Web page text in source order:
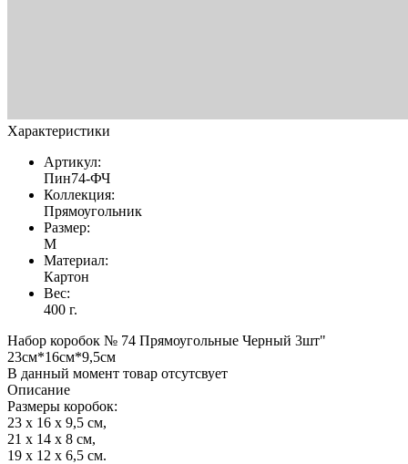
Характеристики
Артикул:
Пин74-ФЧ
Коллекция:
Прямоугольник
Размер:
M
Материал:
Картон
Вес:
400 г.
Набор коробок № 74 Прямоугольные Черный 3шт"
23см*16см*9,5см
В данный момент товар отсутсвует
Описание
Размеры коробок:
23 х 16 х 9,5 см,
21 х 14 х 8 см,
19 х 12 х 6,5 см.